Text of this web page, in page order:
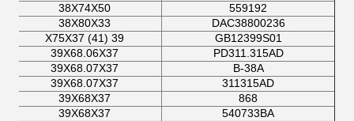
559192
38X74X50
DAC38800236
38X80X33
GB12399S01
39 (41) X75X37
PD311.315AD
39X68.06X37
B-38A
39X68.07X37
311315AD
39X68.07X37
868
39X68X37
540733BA
39X68X37